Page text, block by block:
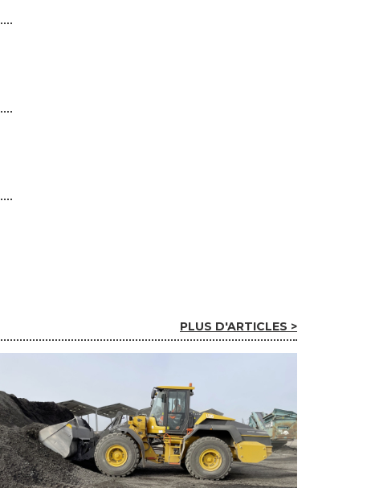
PLUS D'ARTICLES >